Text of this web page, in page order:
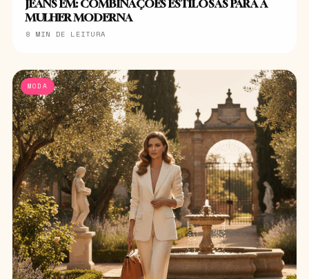
JEANS EM: COMBINAÇÕES ESTILOSAS PARA A
MULHER MODERNA
8 MIN DE LEITURA
MODA